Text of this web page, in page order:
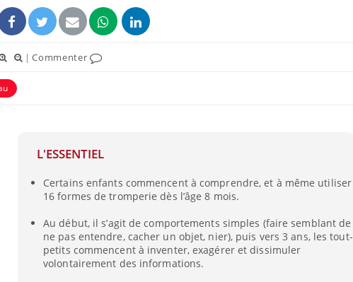
|Commenter
L'ESSENTIEL
Certains enfants commencent à comprendre, et à même utiliser
16 formes de tromperie dès l’âge 8 mois.
Au début, il s’agit de comportements simples (faire semblant de
ne pas entendre, cacher un objet, nier), puis vers 3 ans, les tout-
petits commencent à inventer, exagérer et dissimuler
volontairement des informations.